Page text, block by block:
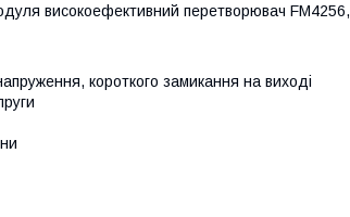
високоефективний перетворювач FM4256,
короткого замикання на виході